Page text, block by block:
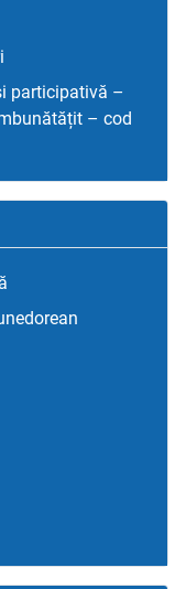
participativă –
– cod